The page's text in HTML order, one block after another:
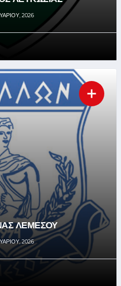
2026
ΛΕΜΕΣΟΥ
2026